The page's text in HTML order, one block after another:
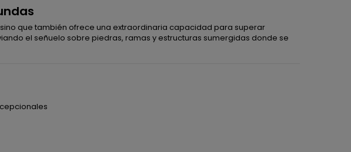
que también ofrece una extraordinaria capacidad para superar
el señuelo sobre piedras, ramas y estructuras sumergidas donde se